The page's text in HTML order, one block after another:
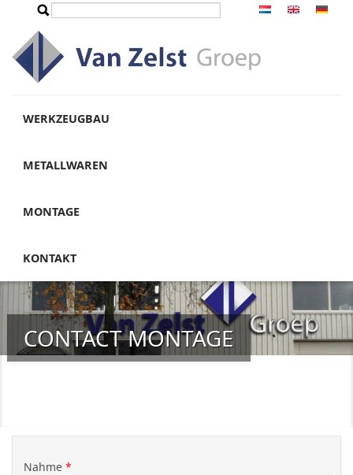
Direkt zum Inhalt
Suchformular
WERKZEUGBAU
METALLWAREN
MONTAGE
KONTAKT
CONTACT MONTAGE
Nahme *